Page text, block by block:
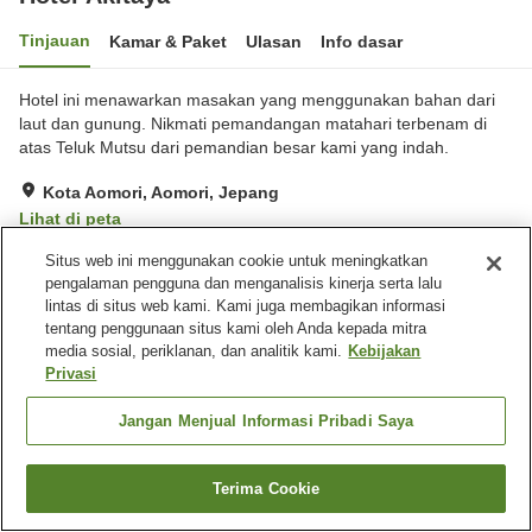
Tinjauan Kamar & Paket Ulasan Info dasar
Hotel ini menawarkan masakan yang menggunakan bahan dari
laut dan gunung. Nikmati pemandangan matahari terbenam di
atas Teluk Mutsu dari pemandian besar kami yang indah.
Kota Aomori, Aomori, Jepang
Lihat di peta
Sangat baik Ulasan:140
Fasilitas properti
Wi-Fi
Lima menit berjalan kaki ke
Beranda Jepang Aomori Kota Aomori Hotel Akitaya
Cari kamar
Situs web ini menggunakan cookie untuk meningkatkan
pengalaman pengguna dan menganalisis kinerja serta lalu
lintas di situs web kami. Kami juga membagikan informasi
tentang penggunaan situs kami oleh Anda kepada mitra
media sosial, periklanan, dan analitik kami. Kebijakan
Privasi
Jangan Menjual Informasi Pribadi Saya
Terima Cookie